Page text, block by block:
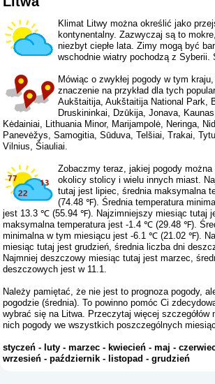
Klimat Litwy można określić jako
kontynentalny. Zazwyczaj są to
niezbyt ciepłe lata. Zimy mogą być
wschodnie wiatry pochodzą z Syberii.
Mówiąc o zwykłej pogody w tym
znaczenie na przykład dla tych
Aukštaitija, Aukštaitija National Park,
Druskininkai, Dzūkija, Jonava,
Kėdainiai, Lithuania Minor, Marijampolė, Neringa,
Panevėžys, Samogitia, Sūduva, Telšiai, Trakai,
Vilnius, Šiauliai.
Zobaczmy teraz, jakiej pogody
okolicy stolicy i wielu innych miast.
tutaj jest lipiec, średnia maksymalna
(74.48 ℉). Średnia temperatura
jest 13.3 ℃ (55.94 ℉). Najzimniejszy miesiąc tutaj
maksymalna temperatura jest -1.4 ℃ (29.48 ℉).
minimalna w tym miesiącu jest -6.1 ℃ (21.02 ℉).
miesiąc tutaj jest grudzień, średnia liczba dni
Najmniej deszczowy miesiąc tutaj jest marzec,
deszczowych jest w 11.1.
Należy pamiętać, że nie jest to prognoza pogody,
pogodzie (średnia). To powinno pomóc Ci
wybrać się na Litwa. Przeczytaj więcej szczegółów
nich pogody we wszystkich poszczególnych
styczeń -luty -marzec -kwiecień -maj -
wrzesień -październik -listopad -grudzień